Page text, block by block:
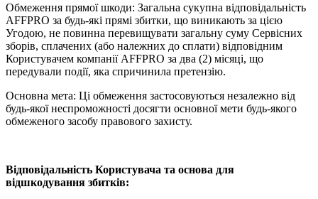
Обмеження прямої шкоди: Загальна сукупна відповідальність
AFFPRO за будь-які прямі збитки, що виникають за цією
Угодою, не повинна перевищувати загальну суму Сервісних
зборів, сплачених (або належних до сплати) відповідним
Користувачем компанії AFFPRO за два (2) місяці, що
передували події, яка спричинила претензію.
Основна мета: Ці обмеження застосовуються незалежно від
будь-якої неспроможності досягти основної мети будь-якого
обмеженого засобу правового захисту.
Відповідальність Користувача та основа для
відшкодування збитків: